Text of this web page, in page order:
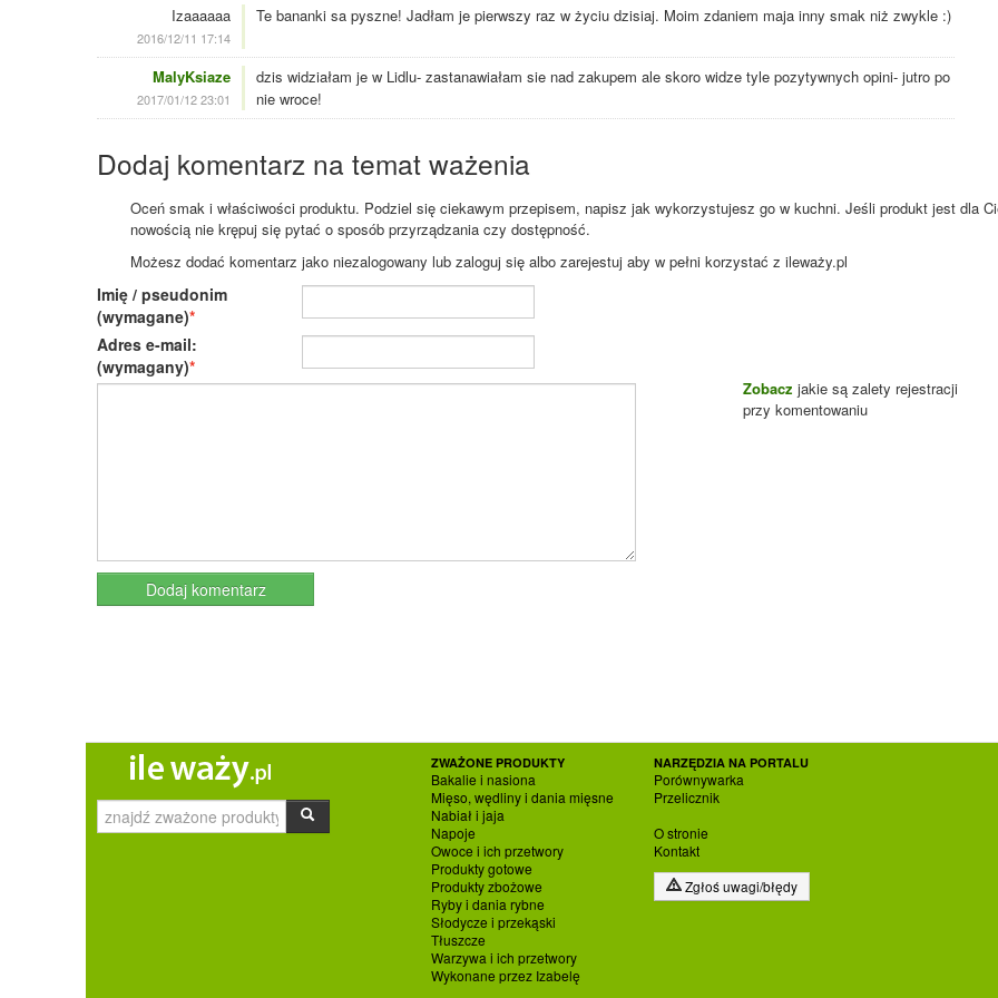
Izaaaaaa
2016/12/11 17:14
Te bananki sa pyszne! Jadłam je pierwszy raz w życiu dzisiaj. Moim zdaniem maja inny smak niż zwykle :)
MalyKsiaze
2017/01/12 23:01
dzis widziałam je w Lidlu- zastanawiałam sie nad zakupem ale skoro widze tyle pozytywnych opini- jutro po
nie wroce!
Dodaj komentarz na temat ważenia
Oceń smak i właściwości produktu. Podziel się ciekawym przepisem, napisz jak wykorzystujesz go w kuchni. Jeśli produkt jest dla
nowością nie krępuj się pytać o sposób przyrządzania czy dostępność.
Możesz dodać komentarz jako niezalogowany lub zaloguj się albo zarejestuj aby w pełni korzystać z ileważy.pl
Imię / pseudonim
(wymagane)
Adres e-mail:
(wymagany)
Zobacz jakie są zalety rejestracji
przy komentowaniu
ZWAŻONE PRODUKTY
Bakalie i nasiona
Mięso, wędliny i dania mięsne
Nabiał i jaja
Napoje
Owoce i ich przetwory
Produkty gotowe
Produkty zbożowe
Ryby i dania rybne
Słodycze i przekąski
Tłuszcze
Warzywa i ich przetwory
Wykonane przez Izabelę
NARZĘDZIA NA PORTALU
Porównywarka
Przelicznik
O stronie
Kontakt
Zgłoś uwagi/błędy